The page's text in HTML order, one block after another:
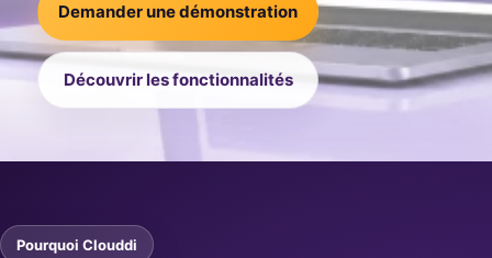
Demander une démonstration
Découvrir les fonctionnalités
Pourquoi Clouddi